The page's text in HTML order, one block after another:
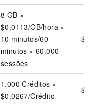
8 GB ×
$0,0113/GB/hora ×
10 minutos/60
minutos × 60.000
sessões
1.000 Créditos ×
$0,0267/Crédito